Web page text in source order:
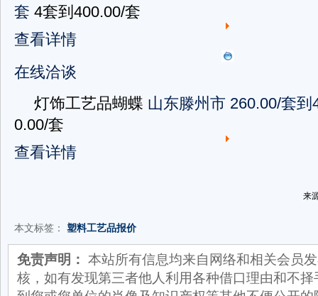
套 4套到400.00/套
查看详情
在线洽谈
灯饰工艺品蝴蝶 山东滕州市 260.00/套到
0.00/套
查看详情
来
本文标签： 塑料工艺品报价
免责声明： 本站所有信息均来自网络和相关会员
核，如有发现第三者他人利用各种借口理由和不